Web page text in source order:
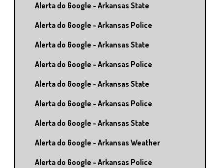
Alerta do Google - Arkansas State
Alerta do Google - Arkansas Police
Alerta do Google - Arkansas State
Alerta do Google - Arkansas Police
Alerta do Google - Arkansas State
Alerta do Google - Arkansas Police
Alerta do Google - Arkansas State
Alerta do Google - Arkansas Weather
Alerta do Google - Arkansas Police